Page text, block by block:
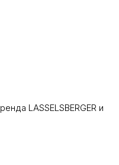
LASSELSBERGER и